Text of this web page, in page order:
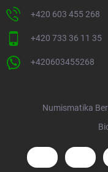
+420 603 455 268
+420 733 36 11 35
+420603455268
Numismatika